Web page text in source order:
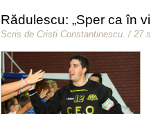
Rădulescu: „Sper ca în
Scris de Cristi Constantinescu. / 27